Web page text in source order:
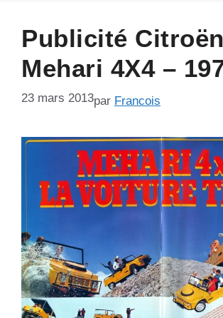
Publicité Citroën
Mehari 4X4 –
23 mars 2013par Francois